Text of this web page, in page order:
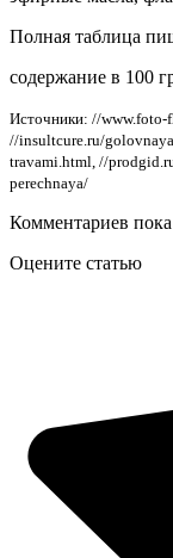
Полная таблица
содержание в 100
Источники: //
//insultcure.ru/
travami.html, //
perechnaya/
Комментариев
Оцените статью